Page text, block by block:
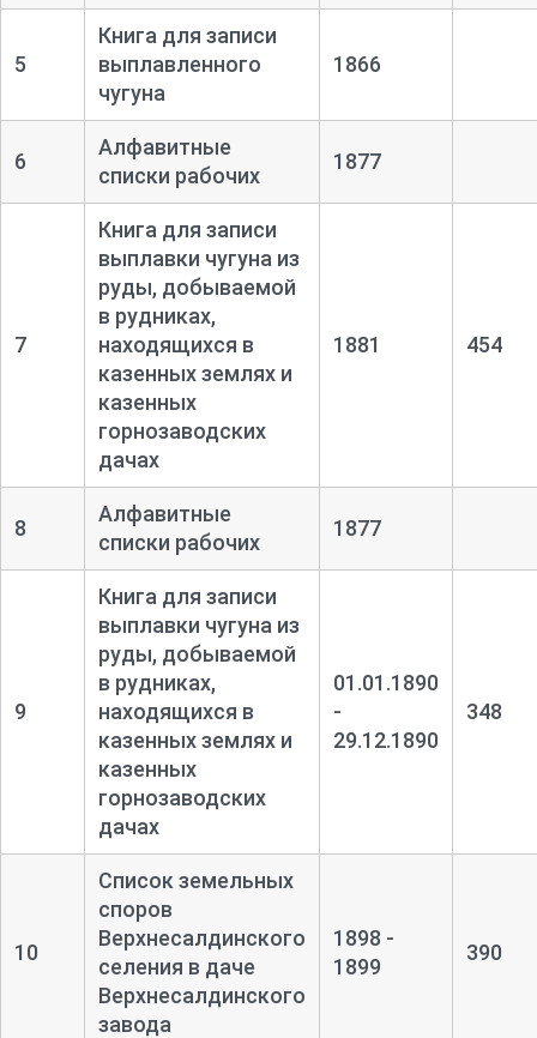
5
Книга для записи
выплавленного
чугуна
1866
6
Алфавитные
списки рабочих
1877
7
Книга для записи
выплавки чугуна из
руды, добываемой
в рудниках,
находящихся в
казенных землях и
казенных
горнозаводских
дачах
1881 454
8
Алфавитные
списки рабочих
1877
9
Книга для записи
выплавки чугуна из
руды, добываемой
в рудниках,
находящихся в
казенных землях и
казенных
горнозаводских
дачах
01.01.1890
-
29.12.1890
348
10
Список земельных
споров
Верхнесалдинского
селения в даче
Верхнесалдинского
завода
1898 -
1899
390